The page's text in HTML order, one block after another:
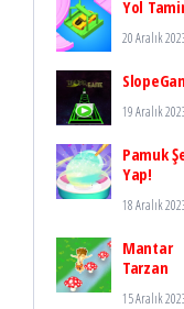
Yol
20 Aralık
19 Aralık
Pamuk
Yap!
18 Aralık
Mantar
Tarzan
15 Aralık